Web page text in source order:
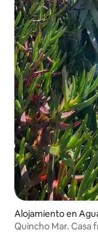
Alojamiento en
Quincho Mar. Casa